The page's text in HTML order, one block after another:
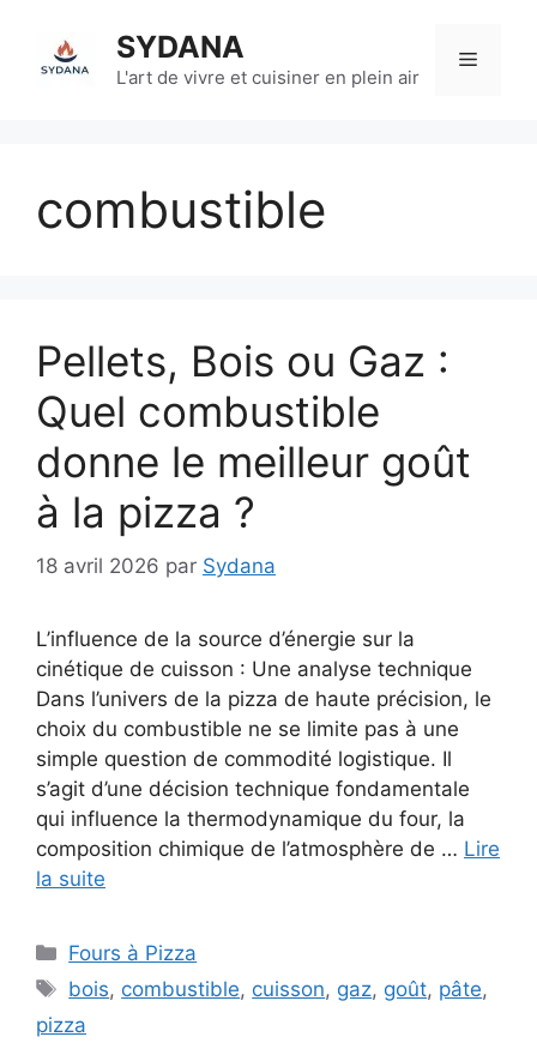
contenu
SYDANA
L'art de vivre et cuisiner en plein air
Menu
combustible
Pellets, Bois ou Gaz :
Quel combustible
donne le meilleur goût
à la pizza ?
18 avril 2026 par Sydana
L’influence de la source d’énergie sur la
cinétique de cuisson : Une analyse technique
Dans l’univers de la pizza de haute précision, le
choix du combustible ne se limite pas à une
simple question de commodité logistique. Il
s’agit d’une décision technique fondamentale
qui influence la thermodynamique du four, la
composition chimique de l’atmosphère de … Lire
la suite
Catégories
Fours à Pizza
Étiquettes
bois, combustible, cuisson, gaz, goût, pâte,
pizza